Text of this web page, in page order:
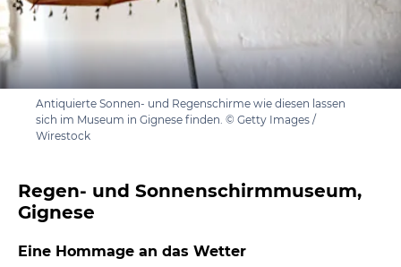
Antiquierte Sonnen- und Regenschirme wie diesen lassen
sich im Museum in Gignese finden. © Getty Images /
Wirestock
Regen- und Sonnenschirmmuseum,
Gignese
Eine Hommage an das Wetter